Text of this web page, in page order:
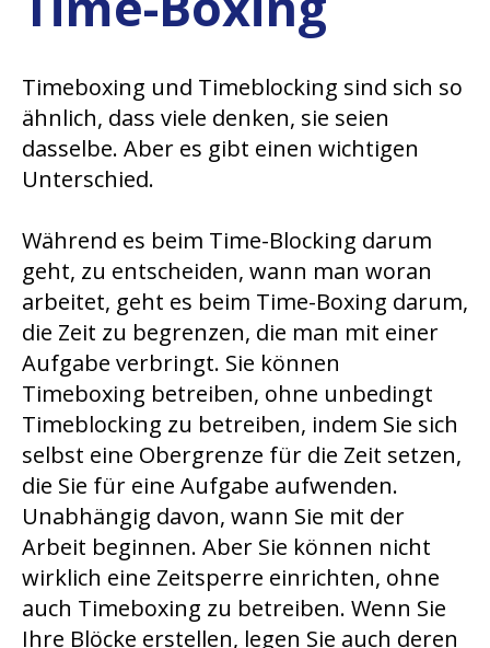
Timeboxing und Timeblocking sind sich so
ähnlich, dass viele denken, sie seien
dasselbe. Aber es gibt einen wichtigen
Unterschied.
Während es beim Time-Blocking darum
geht, zu entscheiden, wann man woran
arbeitet, geht es beim Time-Boxing darum,
die Zeit zu begrenzen, die man mit einer
Aufgabe verbringt. Sie können
Timeboxing betreiben, ohne unbedingt
Timeblocking zu betreiben, indem Sie sich
selbst eine Obergrenze für die Zeit setzen,
die Sie für eine Aufgabe aufwenden.
Unabhängig davon, wann Sie mit der
Arbeit beginnen. Aber Sie können nicht
wirklich eine Zeitsperre einrichten, ohne
auch Timeboxing zu betreiben. Wenn Sie
Ihre Blöcke erstellen, legen Sie auch deren